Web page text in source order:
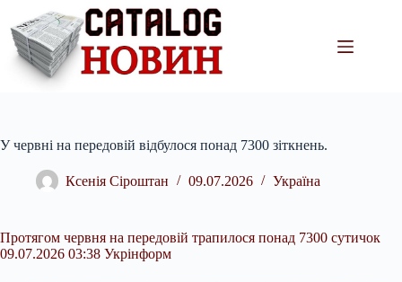
вмісту
У червні на передовій відбулося понад 7300 зіткнень.
Ксенія Сіроштан 09.07.2026 Україна
Протягом червня на передовій трапилося понад 7300 сутичок
09.07.2026 03:38 Укрінформ